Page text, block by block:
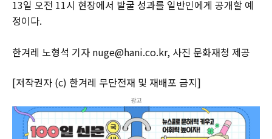
13일 오전 11시 현장에서 발굴 성과를 일반인에게 공개할 예
정이다.
한겨레 노형석 기자 nuge@hani.co.kr, 사진 문화재청 제공
[저작권자 (c) 한겨레 무단전재 및 재배포 금지]
광고